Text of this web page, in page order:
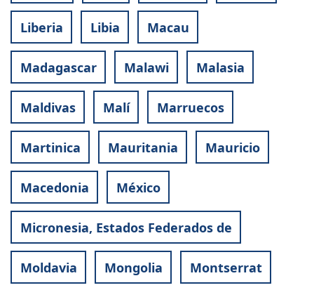
Liberia Libia Macau
Madagascar Malawi Malasia
Maldivas Malí Marruecos
Martinica Mauritania Mauricio
Macedonia México
Micronesia, Estados Federados de
Moldavia Mongolia Montserrat